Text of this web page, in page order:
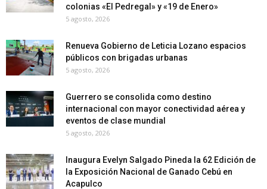
colonias «El Pedregal» y «19 de Enero»
5 agosto, 2026
Renueva Gobierno de Leticia Lozano espacios
públicos con brigadas urbanas
5 agosto, 2026
Guerrero se consolida como destino
internacional con mayor conectividad aérea y
eventos de clase mundial
5 agosto, 2026
Inaugura Evelyn Salgado Pineda la 62 Edición de
la Exposición Nacional de Ganado Cebú en
Acapulco